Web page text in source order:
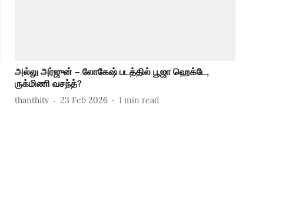
அல்லு அர்ஜுன் – லோகேஷ் படத்தில் பூஜா ஹெக்டே,
ருக்மிணி வசந்த்?
thanthitv 23 Feb 2026 1 min read